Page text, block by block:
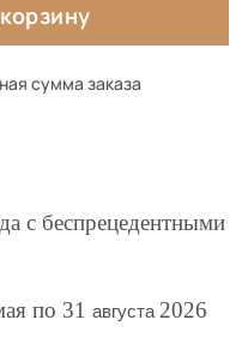
сумма заказа
с беспрецедентными
по 31 августа 2026